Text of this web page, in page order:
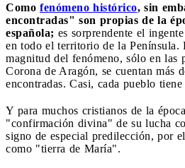
Como fenómeno histórico, sin
encontradas" son propias de la
española; es sorprendente el
en todo el territorio de la Península.
magnitud del fenómeno, sólo en las
Corona de Aragón, se cuentan más
encontradas. Casi, cada pueblo
Y para muchos cristianos de la
"confirmación divina" de su lucha
signo de especial predilección, por
como "tierra de María".